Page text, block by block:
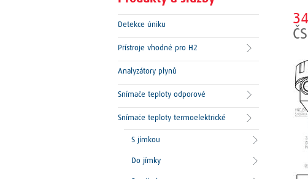
Detekce úniku
Přístroje vhodné pro H2
Analyzátory plynů
Snímače teploty odporové
Snímače teploty termoelektrické
S jímkou
Do jímky